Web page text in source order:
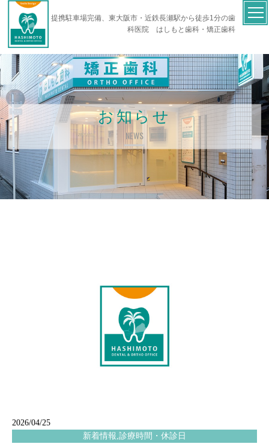
提携駐車場完備、東大阪市・近鉄長瀬駅から徒歩1分の歯
科医院 はしもと歯科・矯正歯科
お知らせ
NEWS
2026/04/25
新着情報,診療時間・休診日